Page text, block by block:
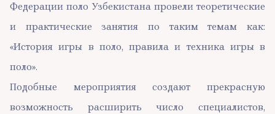
Федерации поло Узбекистана провели теоретические
и практические занятия по таким темам как:
«История игры в поло, правила и техника игры в
поло».
Подобные мероприятия создают прекрасную
возможность расширить число специалистов,